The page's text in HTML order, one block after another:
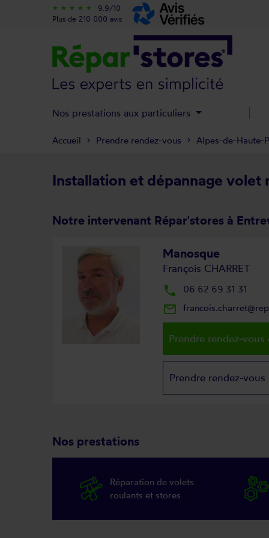
Installation et dépannage volet
Notre intervenant Répar'stores à
Manosque
François CHARRET
local_phone 06 62 69 31 31
mail_outline
Prendre rendez-vous
Prendre rendez-vous
Nos prestations
Réparation de volets
roulants et stores
Accueil Prendre rendez-vous Alpes-de-Haute-
star_rate star_rate star_rate star_rate star_rate
9.9/10
Plus de 210 000 avis
Nos prestations aux particuliers